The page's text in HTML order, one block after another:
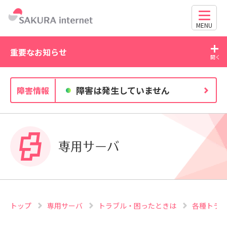
MENU
重要なお知らせ
2026/07/21
WordPress の脆弱性にご注意ください（CVE-2026-
障害情報 障害は発生していません
専用サーバ
トップ 専用サーバ トラブル・困ったときは 各種トラ